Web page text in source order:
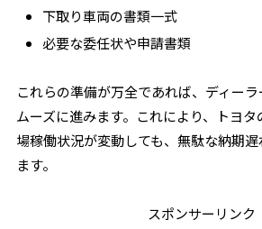
下取り車両の書類一式
必要な委任状や申請書類
これらの準備が万全であれば、ディー
ムーズに進みます。これにより、トヨ
場稼働状況が変動しても、無駄な納期
ます。
スポンサーリンク